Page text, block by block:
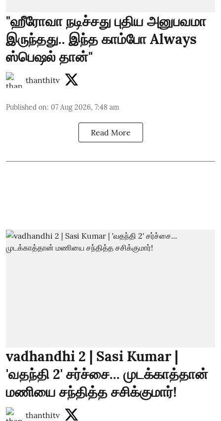
"ஹீரோவா நடிச்சது புதிய அனுபவமா
இருந்தது.. இந்த காம்போ Always
ஸ்பெஷல் தான்"
thanthitv
Published on: 07 Aug 2026, 7:48 am
Read More
vadhandhi 2 | Sasi Kumar |
'வதந்தி 2' சர்ச்சை... முடக்காத்தான்
மணியை சந்தித்த சசிக்குமார்!
thanthitv